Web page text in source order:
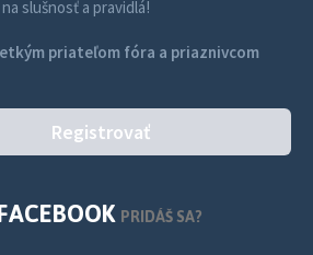
slušnosť a pravidlá!
priateľom fóra a priaznivcom
Registrovať
PRIDÁŠ SA?